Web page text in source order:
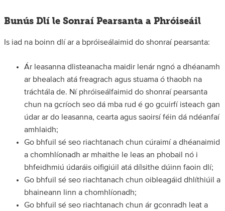
Bunús Dlí le Sonraí Pearsanta a Phróiseáil
Is iad na boinn dlí ar a bpróiseálaimid do shonraí pearsanta:
Ár leasanna dlisteanacha maidir lenár ngnó a dhéanamh
ar bhealach atá freagrach agus stuama ó thaobh na
tráchtála de. Ní phróiseálfaimid do shonraí pearsanta
chun na gcríoch seo dá mba rud é go gcuirfí isteach gan
údar ar do leasanna, cearta agus saoirsí féin dá ndéanfaí
amhlaidh;
Go bhfuil sé seo riachtanach chun cúraimí a dhéanaimid
a chomhlíonadh ar mhaithe le leas an phobail nó i
bhfeidhmiú údaráis oifigiúil atá dílsithe dúinn faoin dlí;
Go bhfuil sé seo riachtanach chun oibleagáid dhlíthiúil a
bhaineann linn a chomhlíonadh;
Go bhfuil sé seo riachtanach chun ár gconradh leat a